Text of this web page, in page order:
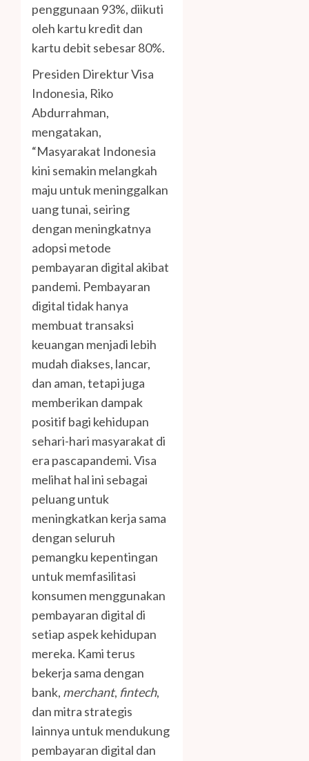
penggunaan 93%, diikuti
oleh kartu kredit dan
kartu debit sebesar 80%.
Presiden Direktur Visa
Indonesia, Riko
Abdurrahman,
mengatakan,
“Masyarakat Indonesia
kini semakin melangkah
maju untuk meninggalkan
uang tunai, seiring
dengan meningkatnya
adopsi metode
pembayaran digital akibat
pandemi. Pembayaran
digital tidak hanya
membuat transaksi
keuangan menjadi lebih
mudah diakses, lancar,
dan aman, tetapi juga
memberikan dampak
positif bagi kehidupan
sehari-hari masyarakat di
era pascapandemi. Visa
melihat hal ini sebagai
peluang untuk
meningkatkan kerja sama
dengan seluruh
pemangku kepentingan
untuk memfasilitasi
konsumen menggunakan
pembayaran digital di
setiap aspek kehidupan
mereka. Kami terus
bekerja sama dengan
bank, merchant, fintech,
dan mitra strategis
lainnya untuk mendukung
pembayaran digital dan